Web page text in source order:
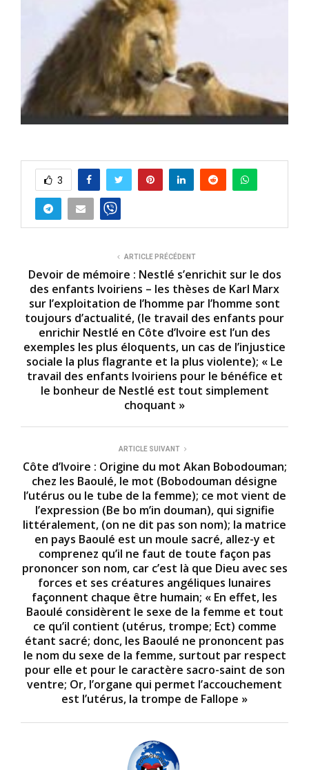
3
ARTICLE PRÉCÉDENT
Devoir de mémoire : Nestlé s’enrichit sur le dos
des enfants Ivoiriens – les thèses de Karl Marx
sur l’exploitation de l’homme par l’homme sont
toujours d’actualité, (le travail des enfants pour
enrichir Nestlé en Côte d’Ivoire est l’un des
exemples les plus éloquents, un cas de l’injustice
sociale la plus flagrante et la plus violente); « Le
travail des enfants Ivoiriens pour le bénéfice et
le bonheur de Nestlé est tout simplement
choquant »
ARTICLE SUIVANT
Côte d’Ivoire : Origine du mot Akan Bobodouman;
chez les Baoulé, le mot (Bobodouman désigne
l’utérus ou le tube de la femme); ce mot vient de
l’expression (Be bo m’in douman), qui signifie
littéralement, (on ne dit pas son nom); la matrice
en pays Baoulé est un moule sacré, allez-y et
comprenez qu’il ne faut de toute façon pas
prononcer son nom, car c’est là que Dieu avec ses
forces et ses créatures angéliques lunaires
façonnent chaque être humain; « En effet, les
Baoulé considèrent le sexe de la femme et tout
ce qu’il contient (utérus, trompe; Ect) comme
étant sacré; donc, les Baoulé ne prononcent pas
le nom du sexe de la femme, surtout par respect
pour elle et pour le caractère sacro-saint de son
ventre; Or, l’organe qui permet l’accouchement
est l’utérus, la trompe de Fallope »